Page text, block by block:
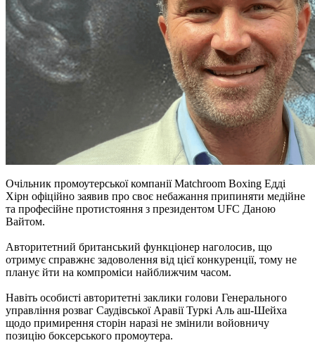
Очільник промоутерської компанії Matchroom Boxing Едді
Хірн офіційно заявив про своє небажання припиняти медійне
та професійне протистояння з президентом UFC Даною
Вайтом.
Авторитетний британський функціонер наголосив, що
отримує справжнє задоволення від цієї конкуренції, тому не
планує йти на компроміси найближчим часом.
Навіть особисті авторитетні заклики голови Генерального
управління розваг Саудівської Аравії Туркі Аль аш-Шейха
щодо примирення сторін наразі не змінили войовничу
позицію боксерського промоутера.